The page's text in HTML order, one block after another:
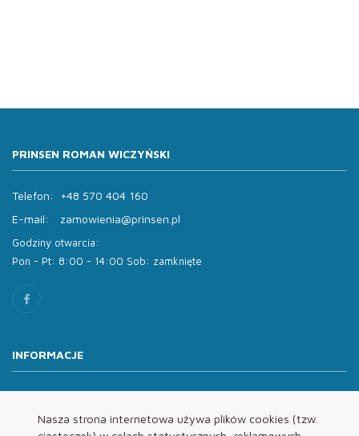
Nasza strona internetowa używa plików cookies (tzw.
PRINSEN ROMAN WICZYŃSKI
Telefon:
+48 570 404 160
E-mail:
zamowienia@prinsen.pl
Godziny otwarcia:
Pon - Pt: 8:00 - 14:00 Sob: zamknięte
INFORMACJE
Oferta